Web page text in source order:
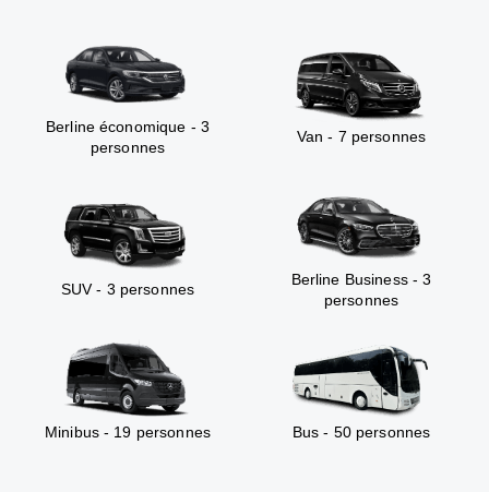
Berline économique - 3
personnes
Van - 7 personnes
SUV - 3 personnes
Berline Business - 3
personnes
Minibus - 19 personnes Bus - 50 personnes